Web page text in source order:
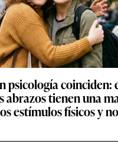
psicología coinciden:
abrazos tienen una
estímulos físicos y